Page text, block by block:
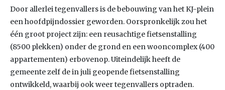
Door allerlei tegenvallers is de bebouwing van het KJ-plein
een hoofdpijndossier geworden. Oorspronkelijk zou het
één groot project zijn: een reusachtige fietsenstalling
(8500 plekken) onder de grond en een wooncomplex (400
appartementen) erbovenop. Uiteindelijk heeft de
gemeente zelf de in juli geopende fietsenstalling
ontwikkeld, waarbij ook weer tegenvallers optraden.